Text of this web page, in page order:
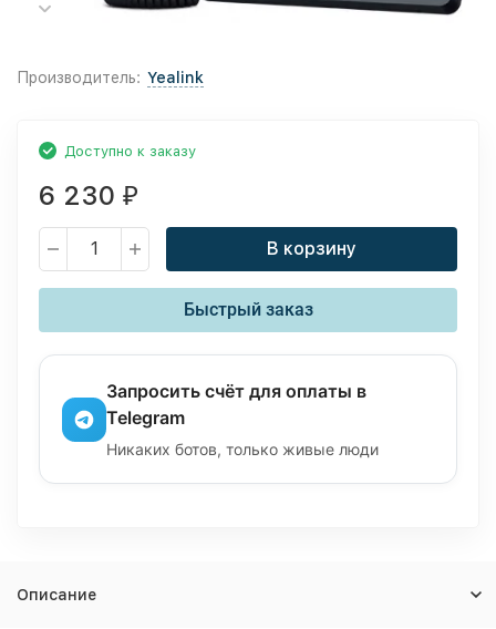
Производитель: Yealink
Доступно к заказу
6 230 ₽
В корзину
Быстрый заказ
Запросить счёт для оплаты в
Telegram
Никаких ботов, только живые люди
Описание